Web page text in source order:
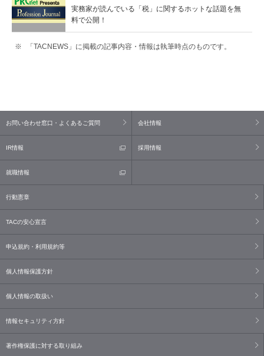
実務家が読んでいる「税」に関するホットな話題を無
料で公開！
「TACNEWS」に掲載の記事内容・情報は執筆時点のものです。
お問い合わせ窓口・よくあるご質問 会社情報
IR情報 採用情報
就職情報
行動憲章
TACの安心宣言
申込規約・利用規約等
個人情報保護方針
個人情報の取扱い
情報セキュリティ方針
著作権保護に対する取り組み